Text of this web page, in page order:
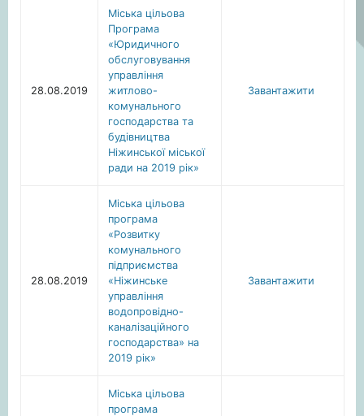
28.08.2019
Міська цільова
Програма
«Юридичного
обслуговування
управління
житлово-
комунального
господарства та
будівництва
Ніжинської міської
ради на 2019 рік»
Завантажити
28.08.2019
Міська цільова
програма
«Розвитку
комунального
підприємства
«Ніжинське
управління
водопровідно-
каналізаційного
господарства» на
2019 рік»
Завантажити
Міська цільова
програма